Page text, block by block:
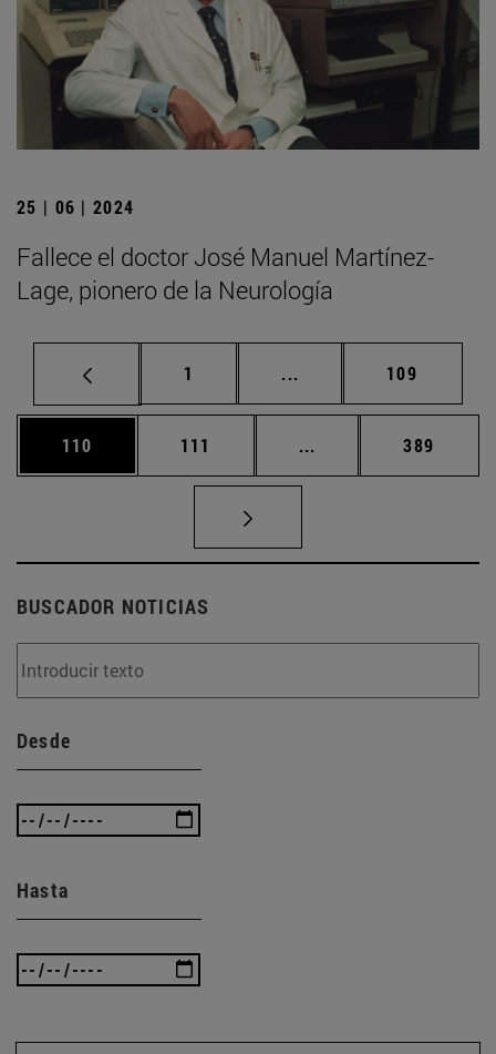
25 | 06 | 2024
Fallece el doctor José Manuel Martínez-
Lage, pionero de la Neurología
Página
1 ... Páginas intermedias
Página
109
Página
110 Página
111 ... Páginas intermedias
Página
389
BUSCADOR NOTICIAS
Desde
Hasta